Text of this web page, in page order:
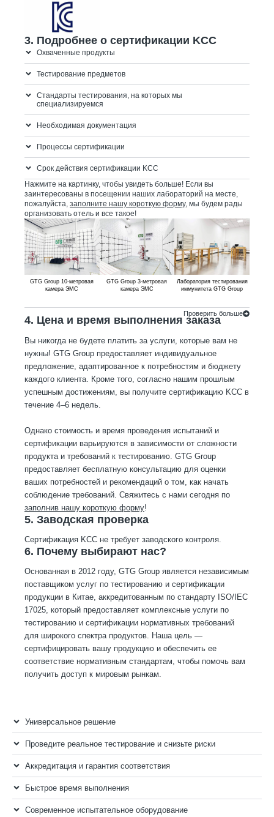
3. Подробнее о сертификации KCC
Охваченные продукты
Тестирование предметов
Стандарты тестирования, на которых мы
специализируемся
Необходимая документация
Процессы сертификации
Срок действия сертификации KCC
Нажмите на картинку, чтобы увидеть больше! Если вы
заинтересованы в посещении наших лабораторий на месте,
пожалуйста, заполните нашу короткую форму, мы будем рады
организовать отель и все такое!
GTG Group 10-метровая
камера ЭМС
GTG Group 3-метровая
камера ЭМС
Лаборатория тестирования
иммунитета GTG Group
Проверить больше
4. Цена и время выполнения заказа
Вы никогда не будете платить за услуги, которые вам не
нужны! GTG Group предоставляет индивидуальное
предложение, адаптированное к потребностям и бюджету
каждого клиента. Кроме того, согласно нашим прошлым
успешным достижениям, вы получите сертификацию KCC в
течение 4–6 недель.
Однако стоимость и время проведения испытаний и
сертификации варьируются в зависимости от сложности
продукта и требований к тестированию. GTG Group
предоставляет бесплатную консультацию для оценки
ваших потребностей и рекомендаций о том, как начать
соблюдение требований. Свяжитесь с нами сегодня по
заполнив нашу короткую форму!
5. Заводская проверка
Сертификация KCC не требует заводского контроля.
6. Почему выбирают нас?
Основанная в 2012 году, GTG Group является независимым
поставщиком услуг по тестированию и сертификации
продукции в Китае, аккредитованным по стандарту ISO/IEC
17025, который предоставляет комплексные услуги по
тестированию и сертификации нормативных требований
для широкого спектра продуктов. Наша цель —
сертифицировать вашу продукцию и обеспечить ее
соответствие нормативным стандартам, чтобы помочь вам
получить доступ к мировым рынкам.
Универсальное решение
Проведите реальное тестирование и снизьте риски
Аккредитация и гарантия соответствия
Быстрое время выполнения
Современное испытательное оборудование